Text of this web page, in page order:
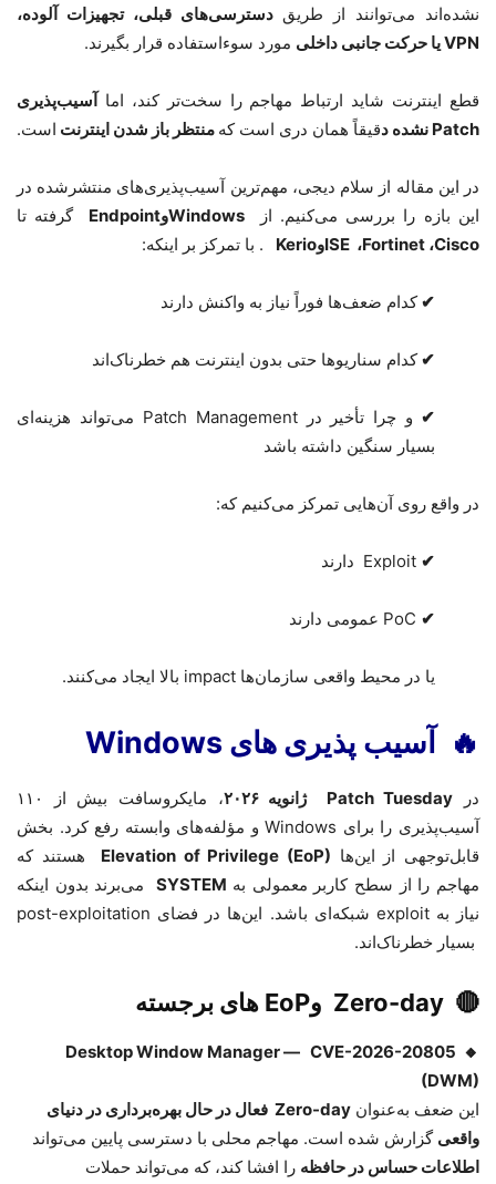
نشده‌اند می‌توانند از طریقدسترسی‌های قبلی، تجهیزات آلوده،
VPNیا حرکت جانبی داخلی مورد سوءاستفاده قرار بگیرند.
قطع اینترنت شاید ارتباط مهاجم را سخت‌تر کند، اماآسیب‌پذیری
Patch نشده دقیقاً همان دری است که منتظر باز شدن اینترنت است.
در این مقاله از سلام دیجی، مهم‌ترین آسیب‌پذیری‌های منتشرشده در
این بازه را بررسی می‌کنیم. از
WindowsوEndpoint
گرفته تا
Cisco، Fortinet، ISEوKerio
. با تمرکز بر اینکه:
✔کدام ضعف‌ها فوراً نیاز به واکنش دارند
✔کدام سناریوها حتی بدون اینترنت هم خطرناک‌اند
✔ و چرا تأخیر در Patch Management می‌تواند هزینه‌ای
بسیار سنگین داشته باشد
در واقع روی آن‌هایی تمرکز می‌کنیم که:
Exploit ✔ دارند
PoC ✔ عمومی دارند
یا در محیط واقعی سازمان‌ها impact بالا ایجاد می‌کنند.
🔥 آسیب پذیری های Windows
در Patch Tuesday ژانویه۲۰۲۶
، مایکروسافت بیش از ۱۱۰
آسیب‌پذیری را برای Windows و مؤلفه‌های وابسته رفع کرد. بخش
قابل‌توجهی از این‌ها Elevation of Privilege (EoP)
هستند که
مهاجم را از سطح کاربر معمولی به SYSTEM
می‌برند بدون اینکه
نیاز به exploit شبکه‌ای باشد. این‌ها در فضای post-exploitation
بسیار خطرناک‌اند.
🔴
Zero-day وEoP های برجسته
🔸
CVE-2026-20805
—
Desktop Window Manager
(DWM)
این ضعف به‌عنوان Zero-day فعال در حال بهره‌برداری در دنیای
واقعی گزارش شده است. مهاجم محلی با دسترسی پایین می‌تواند
اطلاعات حساس در حافظه را افشا کند، که می‌تواند حملات